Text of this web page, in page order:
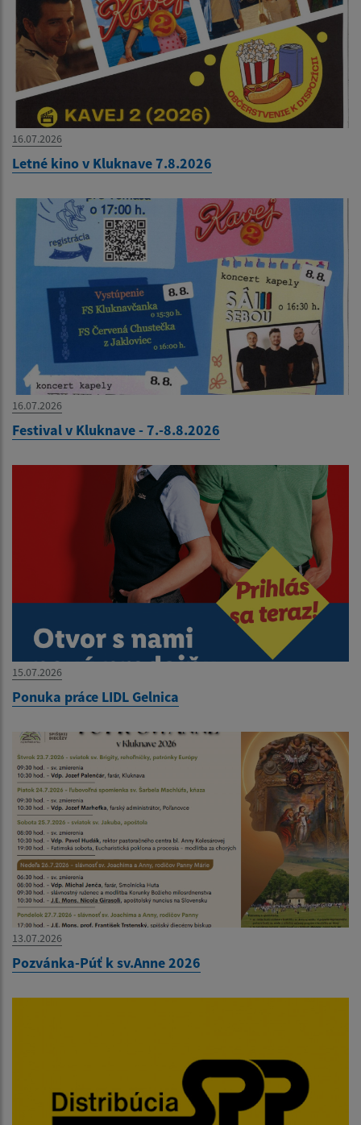
16.07.2026
Letné kino v Kluknave 7.8.2026
16.07.2026
Festival v Kluknave - 7.-8.8.2026
15.07.2026
Ponuka práce LIDL Gelnica
13.07.2026
Pozvánka-Púť k sv.Anne 2026